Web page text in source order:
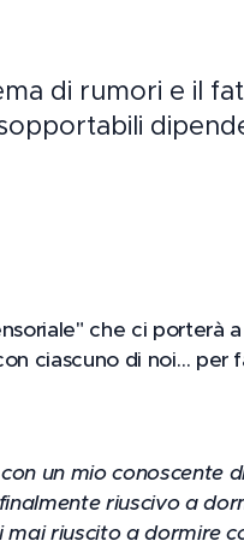
di rumori e il
che ci porterà
ciascuno di noi… per
un mio conoscente
riuscivo a
riuscito a dormire